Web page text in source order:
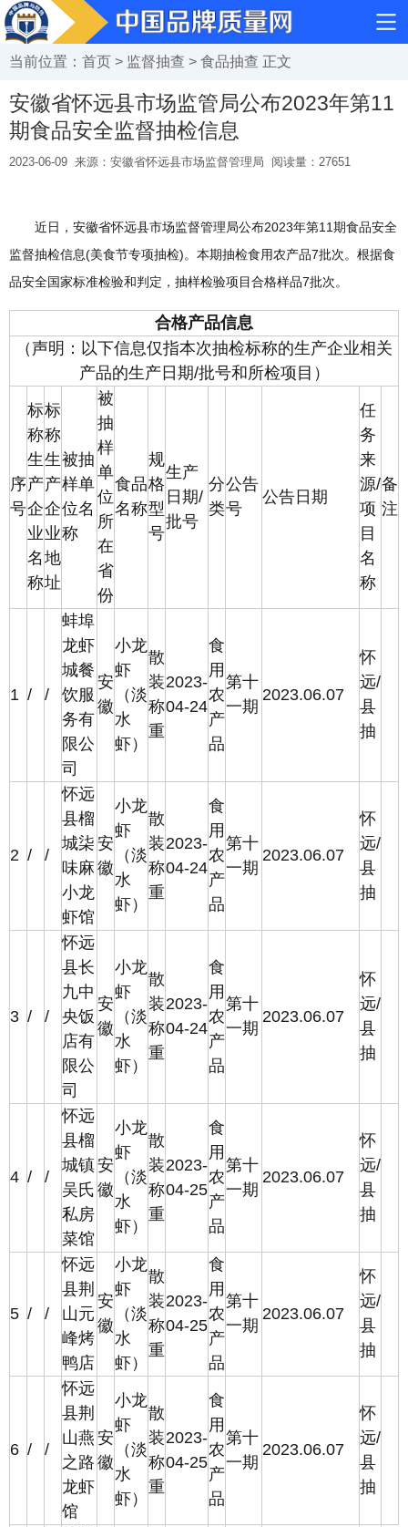
当前位置： 首页 > 监督抽查 > 食品抽查 正文
安徽省怀远县市场监管局公布2023年第11
期食品安全监督抽检信息
2023-06-09 来源：安徽省怀远县市场监督管理局 阅读量： 27651
近日，安徽省怀远县市场监督管理局公布2023年第11期食品安全
监督抽检信息(美食节专项抽检)。本期抽检食用农产品7批次。根据食
品安全国家标准检验和判定，抽样检验项目合格样品7批次。
合格产品信息
（声明：以下信息仅指本次抽检标称的生产企业相关
产品的生产日期/批号和所检项目）
序
号
标
称
生
产
企
业
名
称
标
称
生
产
企
业
地
址
被抽
样单
位名
称
被
抽
样
单
位
所
在
省
份
食品
名称
规
格
型
号
生产
日期/
批号
分
类
公告
号
公告日期
任
务
来
源/
项
目
名
称
备
注
1 / /
蚌埠
龙虾
城餐
饮服
务有
限公
司
安
徽
小龙
虾
（淡
水
虾）
散
装
称
重
2023-
04-24
食
用
农
产
品
第十
一期
2023.06.07
怀
远/
县
抽
2 / /
怀远
县榴
城柒
味麻
小龙
虾馆
安
徽
小龙
虾
（淡
水
虾）
散
装
称
重
2023-
04-24
食
用
农
产
品
第十
一期
2023.06.07
怀
远/
县
抽
3 / /
怀远
县长
九中
央饭
店有
限公
司
安
徽
小龙
虾
（淡
水
虾）
散
装
称
重
2023-
04-24
食
用
农
产
品
第十
一期
2023.06.07
怀
远/
县
抽
4 / /
怀远
县榴
城镇
吴氏
私房
菜馆
安
徽
小龙
虾
（淡
水
虾）
散
装
称
重
2023-
04-25
食
用
农
产
品
第十
一期
2023.06.07
怀
远/
县
抽
5 / /
怀远
县荆
山元
峰烤
鸭店
安
徽
小龙
虾
（淡
水
虾）
散
装
称
重
2023-
04-25
食
用
农
产
品
第十
一期
2023.06.07
怀
远/
县
抽
6 / /
怀远
县荆
山燕
之路
龙虾
馆
安
徽
小龙
虾
（淡
水
虾）
散
装
称
重
2023-
04-25
食
用
农
产
品
第十
一期
2023.06.07
怀
远/
县
抽